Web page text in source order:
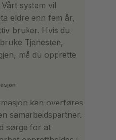
system vil
eldre enn fem år,
bruker. Hvis du
Tjenesten,
må du opprette
kan overføres
samarbeidspartner.
sørge for at